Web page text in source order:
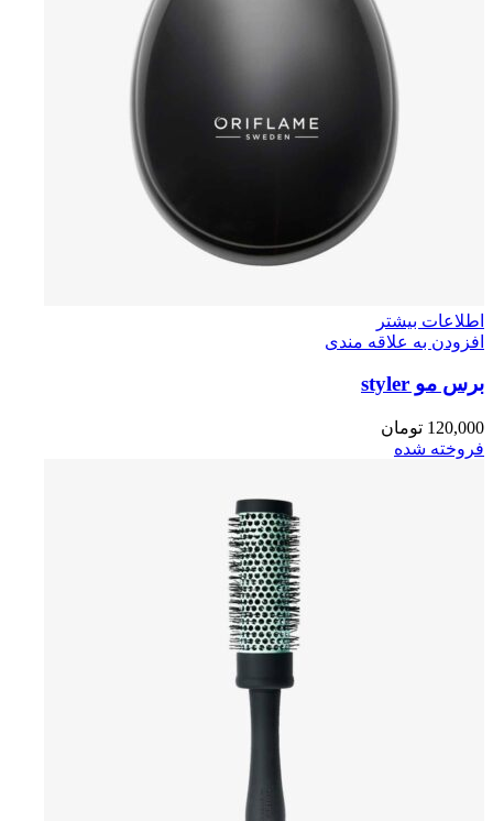
اطلاعات بیشتر
افزودن به علاقه مندی
برس مو styler
120,000 تومان
فروخته شده